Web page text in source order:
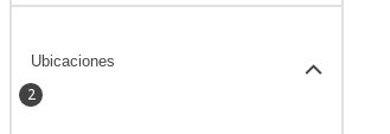
Ubicaciones
2